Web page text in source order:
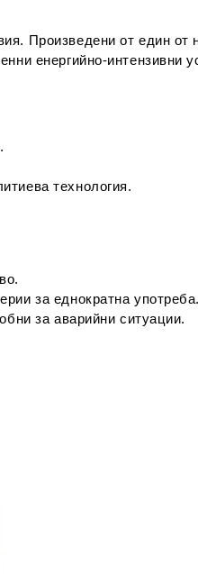
Произведени от един от
енергийно-интензивни
технология.
за еднократна употреба.
за аварийни ситуации.